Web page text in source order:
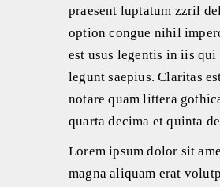
praesent luptatum zzril
option congue nihil
est usus legentis in iis
legunt saepius. Claritas
notare quam littera
quarta decima et quinta
Lorem ipsum dolor sit
magna aliquam erat